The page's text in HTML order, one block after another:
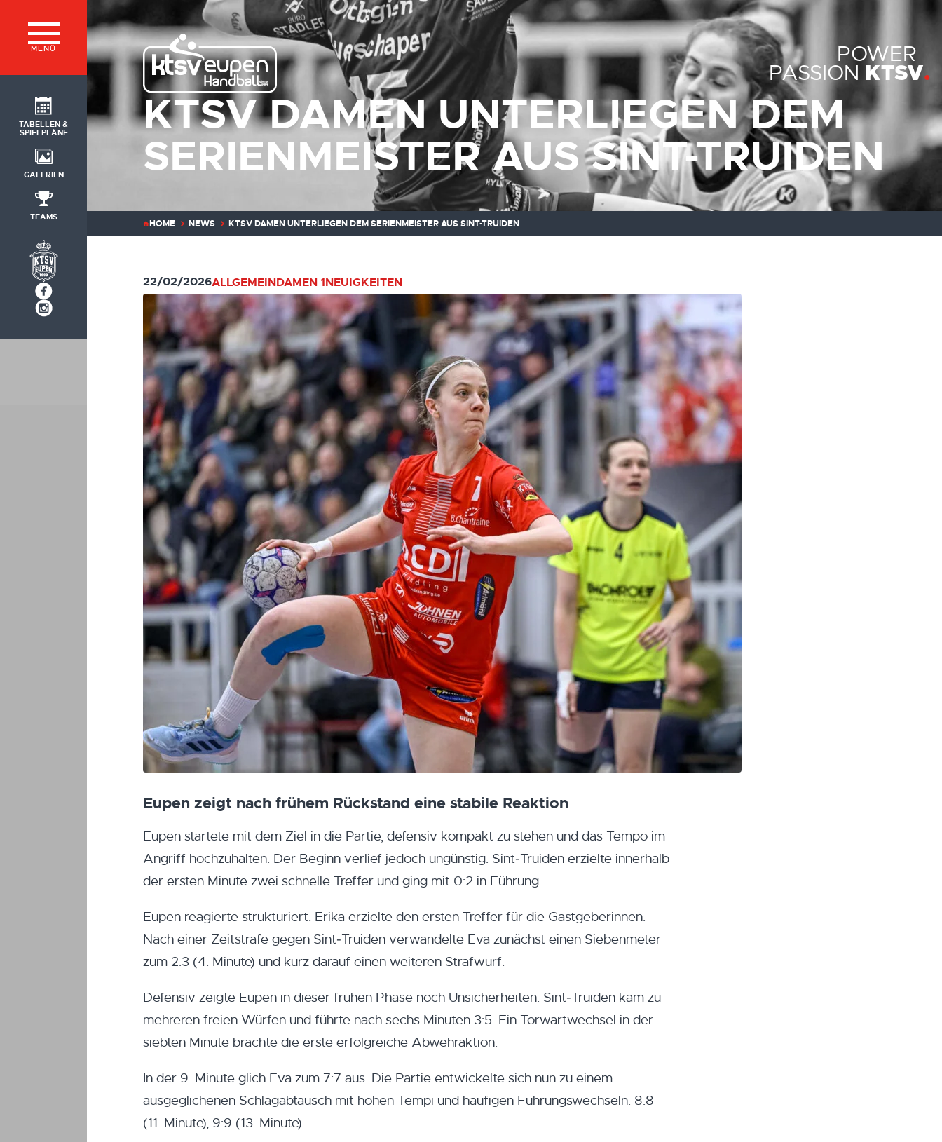
MENÜ
TABELLEN &
SPIELPLÄNE
GALERIEN
TEAMS
POWER
PASSION KTSV
KTSV DAMEN UNTERLIEGEN DEM
SERIENMEISTER AUS SINT-TRUIDEN
HOME NEWS KTSV DAMEN UNTERLIEGEN DEM SERIENMEISTER AUS SINT-TRUIDEN
22/02/2026ALLGEMEINDAMEN 1NEUIGKEITEN
Eupen zeigt nach frühem Rückstand eine stabile Reaktion
Eupen startete mit dem Ziel in die Partie, defensiv kompakt zu stehen und das Tempo im
Angriff hochzuhalten. Der Beginn verlief jedoch ungünstig: Sint‑Truiden erzielte innerhalb
der ersten Minute zwei schnelle Treffer und ging mit 0:2 in Führung.
Eupen reagierte strukturiert. Erika erzielte den ersten Treffer für die Gastgeberinnen.
Nach einer Zeitstrafe gegen Sint‑Truiden verwandelte Eva zunächst einen Siebenmeter
zum 2:3 (4. Minute) und kurz darauf einen weiteren Strafwurf.
Defensiv zeigte Eupen in dieser frühen Phase noch Unsicherheiten. Sint‑Truiden kam zu
mehreren freien Würfen und führte nach sechs Minuten 3:5. Ein Torwartwechsel in der
siebten Minute brachte die erste erfolgreiche Abwehraktion.
In der 9. Minute glich Eva zum 7:7 aus. Die Partie entwickelte sich nun zu einem
ausgeglichenen Schlagabtausch mit hohen Tempi und häufigen Führungswechseln: 8:8
(11. Minute), 9:9 (13. Minute).